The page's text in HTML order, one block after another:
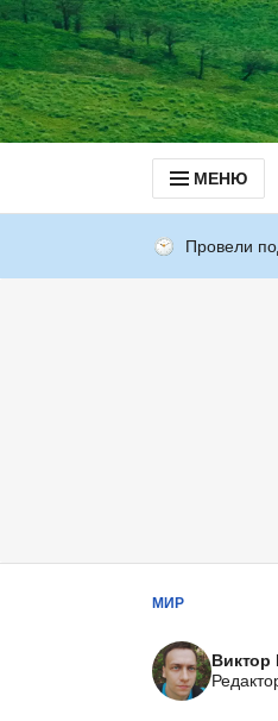
МЕНЮ
Провели
МИР
Виктор